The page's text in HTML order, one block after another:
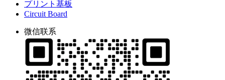
プリント基板
Circuit Board
微信联系